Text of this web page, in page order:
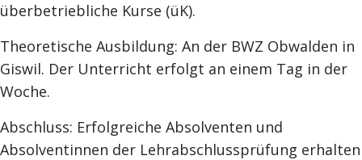
überbetriebliche Kurse (üK).
Theoretische Ausbildung: An der BWZ Obwalden in
Giswil. Der Unterricht erfolgt an einem Tag in der
Woche.
Abschluss: Erfolgreiche Absolventen und
Absolventinnen der Lehrabschlussprüfung erhalten